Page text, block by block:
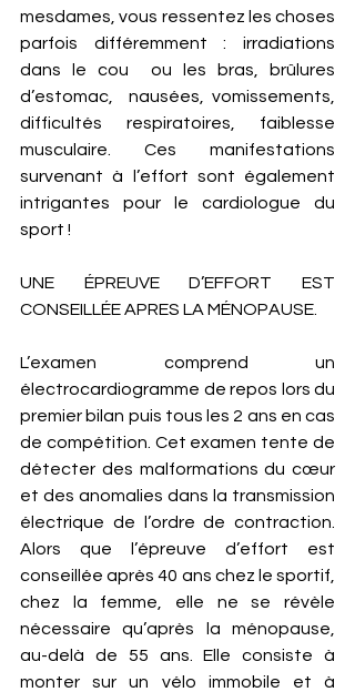
mesdames, vous ressentez les choses
parfois différemment : irradiations
dans le cou  ou les bras, brûlures
d’estomac,  nausées, vomissements,
difficultés respiratoires, faiblesse
musculaire. Ces manifestations
survenant à l’effort sont également
intrigantes pour le cardiologue du
sport !
UNE ÉPREUVE D’EFFORT EST
CONSEILLÉE APRES LA MÉNOPAUSE.
L’examen comprend un
électrocardiogramme de repos lors du
premier bilan puis tous les 2 ans en cas
de compétition. Cet examen tente de
détecter des malformations du cœur
et des anomalies dans la transmission
électrique de l’ordre de contraction.
Alors que l’épreuve d’effort est
conseillée après 40 ans chez le sportif,
chez la femme, elle ne se révèle
nécessaire qu’après la ménopause,
au-delà de 55 ans. Elle consiste à
monter sur un vélo immobile et à